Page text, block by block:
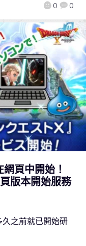
0 0
頁中開始！
版本開始服務
之前就已開始研